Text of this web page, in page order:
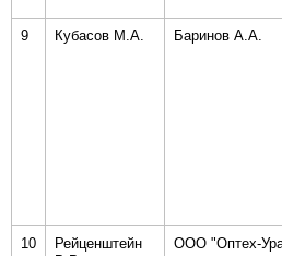
9 Кубасов М.А. Баринов А.А.
10
Рейценштейн
ООО "Оптех-